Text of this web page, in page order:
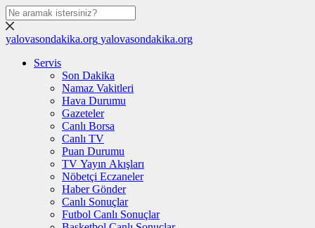
yalovasondakika.org yalovasondakika.org
Servis
Son Dakika
Namaz Vakitleri
Hava Durumu
Gazeteler
Canlı Borsa
Canlı TV
Puan Durumu
TV Yayın Akışları
Nöbetçi Eczaneler
Haber Gönder
Canlı Sonuçlar
Futbol Canlı Sonuçlar